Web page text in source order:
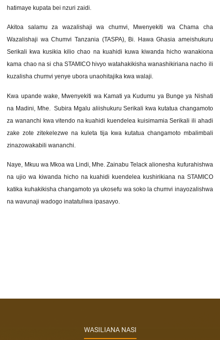
hatimaye kupata bei nzuri zaidi.
Akitoa salamu za wazalishaji wa chumvi, Mwenyekiti wa Chama cha
Wazalishaji wa Chumvi Tanzania (TASPA), Bi. Hawa Ghasia ameishukuru
Serikali kwa kusikia kilio chao na kuahidi kuwa kiwanda hicho wanakiona
kama chao na si cha STAMICO hivyo watahakikisha wanashikiriana nacho ili
kuzalisha chumvi yenye ubora unaohitajika kwa walaji.
Kwa upande wake, Mwenyekiti wa Kamati ya Kudumu ya Bunge ya Nishati
na Madini, Mhe. Subira Mgalu aliishukuru Serikali kwa kutatua changamoto
za wananchi kwa vitendo na kuahidi kuendelea kuisimamia Serikali ili ahadi
zake zote zitekelezwe na kuleta tija kwa kutatua changamoto mbalimbali
zinazowakabili wananchi.
Naye, Mkuu wa Mkoa wa Lindi, Mhe. Zainabu Telack alionesha kufurahishwa
na ujio wa kiwanda hicho na kuahidi kuendelea kushirikiana na STAMICO
katika kuhakikisha changamoto ya ukosefu wa soko la chumvi inayozalishwa
na wavunaji wadogo inatatuliwa ipasavyo.
WASILIANA NASI